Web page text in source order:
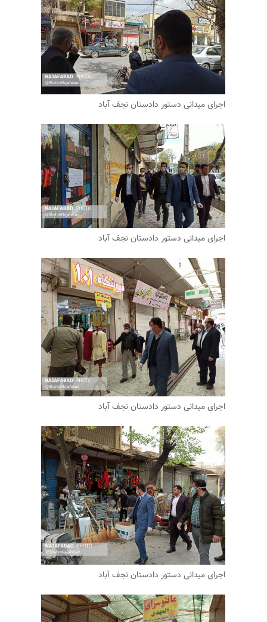
اجرای میدانی دستور دادستان نجف آباد
اجرای میدانی دستور دادستان نجف آباد
اجرای میدانی دستور دادستان نجف آباد
اجرای میدانی دستور دادستان نجف آباد